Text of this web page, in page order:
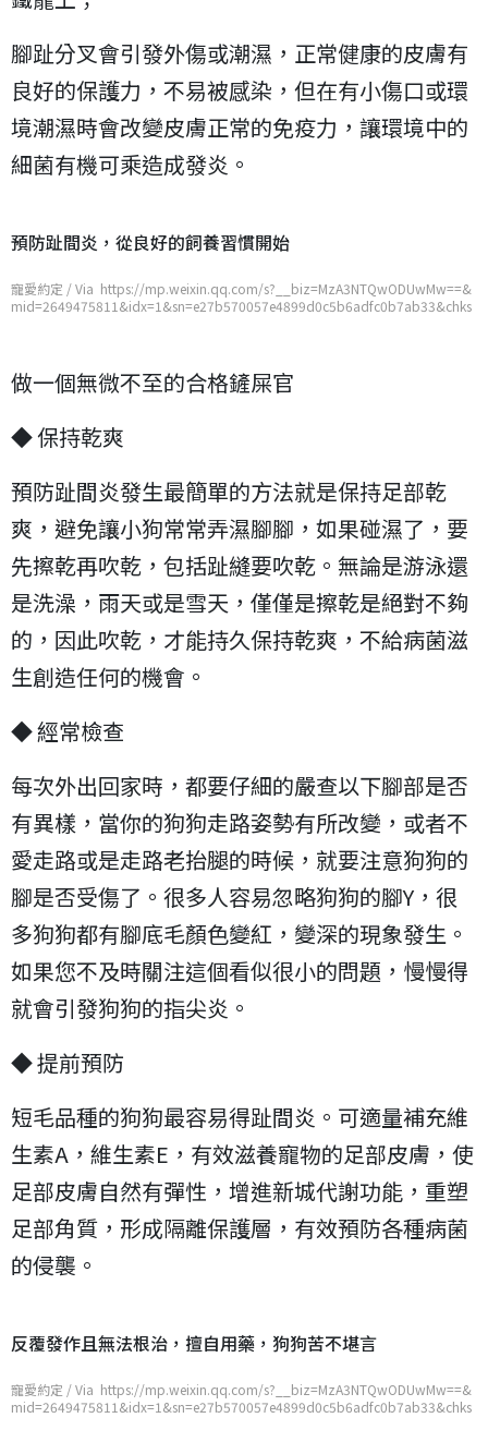
腳趾分叉會引發外傷或潮濕，正常健康的皮膚有
良好的保護力，不易被感染，但在有小傷口或環
境潮濕時會改變皮膚正常的免疫力，讓環境中的
細菌有機可乘造成發炎。
預防趾間炎，從良好的飼養習慣開始
寵愛約定 / Via https://mp.weixin.qq.com/s?__biz=MzA3NTQwODUwMw==&
mid=2649475811&idx=1&sn=e27b570057e4899d0c5b6adfc0b7ab33&chks
做一個無微不至的合格鏟屎官
◆ 保持乾爽
預防趾間炎發生最簡單的方法就是保持足部乾
爽，避免讓小狗常常弄濕腳腳，如果碰濕了，要
先擦乾再吹乾，包括趾縫要吹乾。無論是游泳還
是洗澡，雨天或是雪天，僅僅是擦乾是絕對不夠
的，因此吹乾，才能持久保持乾爽，不給病菌滋
生創造任何的機會。
◆ 經常檢查
每次外出回家時，都要仔細的嚴查以下腳部是否
有異樣，當你的狗狗走路姿勢有所改變，或者不
愛走路或是走路老抬腿的時候，就要注意狗狗的
腳是否受傷了。很多人容易忽略狗狗的腳Y，很
多狗狗都有腳底毛顏色變紅，變深的現象發生。
如果您不及時關注這個看似很小的問題，慢慢得
就會引發狗狗的指尖炎。
◆ 提前預防
短毛品種的狗狗最容易得趾間炎。可適量補充維
生素A，維生素E，有效滋養寵物的足部皮膚，使
足部皮膚自然有彈性，增進新城代謝功能，重塑
足部角質，形成隔離保護層，有效預防各種病菌
的侵襲。
反覆發作且無法根治，擅自用藥，狗狗苦不堪言
寵愛約定 / Via https://mp.weixin.qq.com/s?__biz=MzA3NTQwODUwMw==&
mid=2649475811&idx=1&sn=e27b570057e4899d0c5b6adfc0b7ab33&chks